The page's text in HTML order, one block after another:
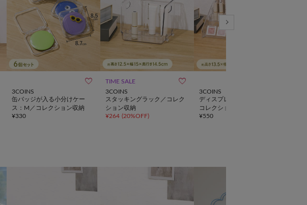

3COINS
缶バッジが入る小分けケー
ス：M／コレクション収納
¥330
TIME SALE 
3COINS
スタッキングラック／コレク
ション収納
¥264 (20%OFF)
3COINS
ディスプレイスタンド5段／
コレクション収納
¥550